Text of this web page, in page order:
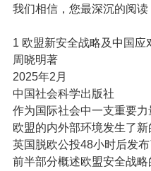
我们相信，您最深沉的阅读
1 欧盟新安全战略及中国应
周晓明著
2025年2月
中国社会科学出版社
作为国际社会中一支重要
欧盟的内外部环境发生了
英国脱欧公投48小时后发
前半部分概述欧盟安全战